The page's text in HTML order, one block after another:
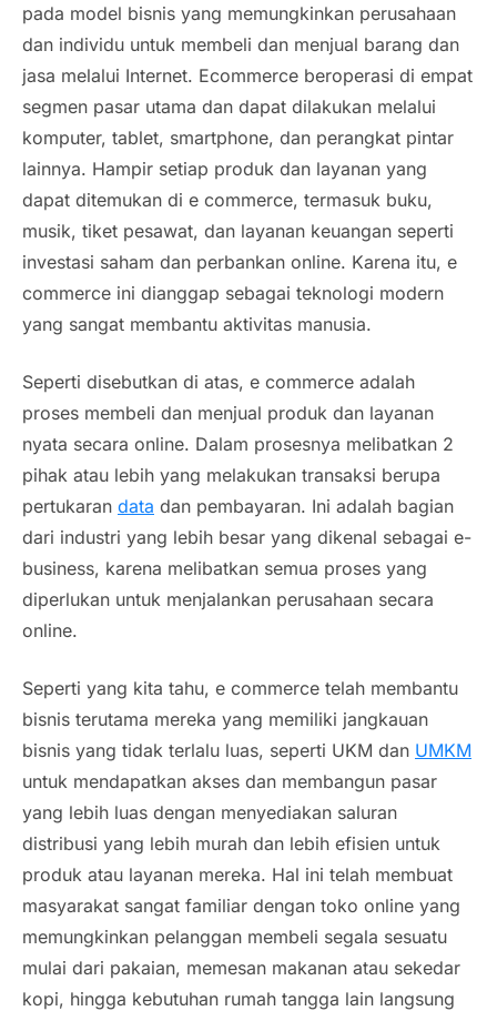
pada model bisnis yang memungkinkan perusahaan
dan individu untuk membeli dan menjual barang dan
jasa melalui Internet. Ecommerce beroperasi di empat
segmen pasar utama dan dapat dilakukan melalui
komputer, tablet, smartphone, dan perangkat pintar
lainnya. Hampir setiap produk dan layanan yang
dapat ditemukan di e commerce, termasuk buku,
musik, tiket pesawat, dan layanan keuangan seperti
investasi saham dan perbankan online. Karena itu, e
commerce ini dianggap sebagai teknologi modern
yang sangat membantu aktivitas manusia.
Seperti disebutkan di atas, e commerce adalah
proses membeli dan menjual produk dan layanan
nyata secara online. Dalam prosesnya melibatkan 2
pihak atau lebih yang melakukan transaksi berupa
pertukaran data dan pembayaran. Ini adalah bagian
dari industri yang lebih besar yang dikenal sebagai e-
business, karena melibatkan semua proses yang
diperlukan untuk menjalankan perusahaan secara
online.
Seperti yang kita tahu, e commerce telah membantu
bisnis terutama mereka yang memiliki jangkauan
bisnis yang tidak terlalu luas, seperti UKM dan UMKM
untuk mendapatkan akses dan membangun pasar
yang lebih luas dengan menyediakan saluran
distribusi yang lebih murah dan lebih efisien untuk
produk atau layanan mereka. Hal ini telah membuat
masyarakat sangat familiar dengan toko online yang
memungkinkan pelanggan membeli segala sesuatu
mulai dari pakaian, memesan makanan atau sekedar
kopi, hingga kebutuhan rumah tangga lain langsung